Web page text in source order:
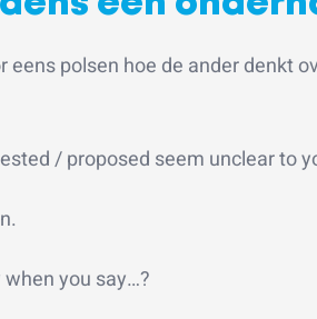
polsen hoe de ander denkt
/ proposed seem unclear to
you say…?